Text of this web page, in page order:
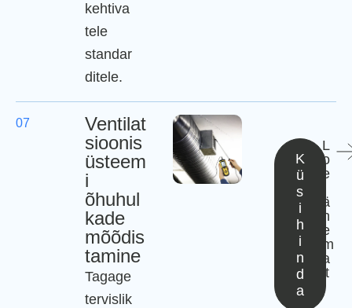
kehtiva
tele
standar
ditele.
07
Ventilat
sioonis
üsteem
i
õhuhul
kade
mõõdis
tamine
Tagage
tervislik
K
ü
s
i
h
i
n
d
a
L
o
e
ä
h
e
m
a
lt